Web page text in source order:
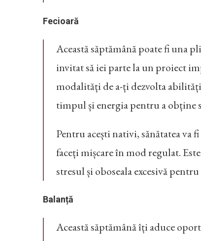
Fecioară
Această săptămână poate fi una
invitat să iei parte la un proiect
modalități de a-ți dezvolta
timpul și energia pentru a obține
Pentru acești nativi, sănătatea va
faceți mișcare în mod regulat.
stresul și oboseala excesivă
Balanță
Această săptămână îți aduce